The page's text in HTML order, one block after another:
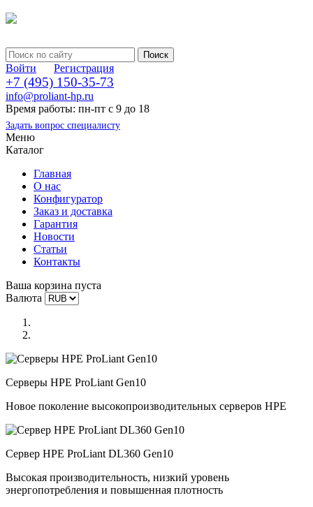
Войти Регистрация
+7 (495) 150-35-73
info@proliant-hp.ru
Время работы: пн-пт с 9 до 18
Задать вопрос специалисту
Меню
Каталог
Главная
О нас
Конфигуратор
Заказ и доставка
Гарантия
Новости
Статьи
Контакты
Ваша корзина пуста
Валюта
Серверы HPE ProLiant Gen10
Новое поколение высокопроизводительных серверов HPE
Сервер HPE ProLiant DL360 Gen10
Высокая производительность, низкий уровень
энергопотребления и повышенная плотность